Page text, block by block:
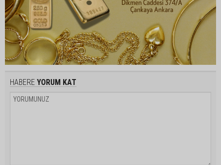
HABERE YORUM KAT